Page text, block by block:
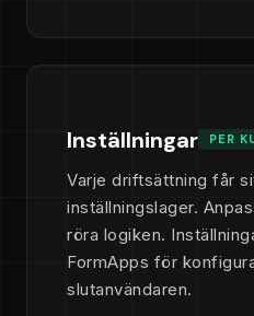
Inställningar PER
Varje driftsättning får
inställningslager.
röra logiken.
FormApps för
slutanvändaren.